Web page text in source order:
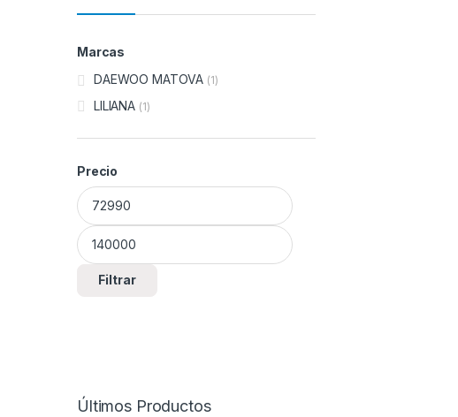
Marcas
DAEWOO MATOVA (1)
LILIANA (1)
Precio
Precio mínimo
Precio máximo
Filtrar
Últimos Productos